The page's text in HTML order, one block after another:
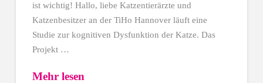
ist wichtig! Hallo, liebe Katzentierärzte und
Katzenbesitzer an der TiHo Hannover läuft eine
Studie zur kognitiven Dysfunktion der Katze. Das
Projekt …
Mehr lesen